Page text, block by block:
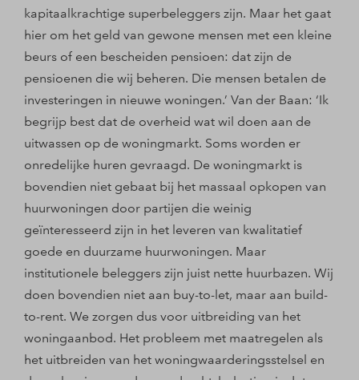
kapitaalkrachtige superbeleggers zijn. Maar het gaat
hier om het geld van gewone mensen met een kleine
beurs of een bescheiden pensioen: dat zijn de
pensioenen die wij beheren. Die mensen betalen de
investeringen in nieuwe woningen.’ Van der Baan: ‘Ik
begrijp best dat de overheid wat wil doen aan de
uitwassen op de woningmarkt. Soms worden er
onredelijke huren gevraagd. De woningmarkt is
bovendien niet gebaat bij het massaal opkopen van
huurwoningen door partijen die weinig
geïnteresseerd zijn in het leveren van kwalitatief
goede en duurzame huurwoningen. Maar
institutionele beleggers zijn juist nette huurbazen. Wij
doen bovendien niet aan buy-to-let, maar aan build-
to-rent. We zorgen dus voor uitbreiding van het
woningaanbod. Het probleem met maatregelen als
het uitbreiden van het woningwaarderingsstelsel en